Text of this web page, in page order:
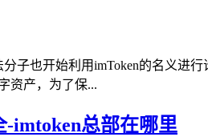
子也开始利用imToken的名义进
资产，为了保...
imtoken总部在哪里